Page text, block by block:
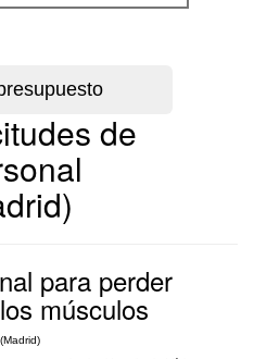
de
para perder
músculos